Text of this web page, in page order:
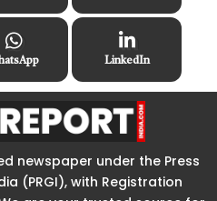
LinkedIn
newspaper under the Press
(PRGI), with Registration